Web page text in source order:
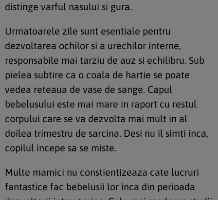
distinge varful nasului si gura.
Urmatoarele zile sunt esentiale pentru
dezvoltarea ochilor si a urechilor interne,
responsabile mai tarziu de auz si echilibru. Sub
pielea subtire ca o coala de hartie se poate
vedea reteaua de vase de sange. Capul
bebelusului este mai mare in raport cu restul
corpului care se va dezvolta mai mult in al
doilea trimestru de sarcina. Desi nu il simti inca,
copilul incepe sa se miste.
Multe mamici nu constientizeaza cate lucruri
fantastice fac bebelusii lor inca din perioada